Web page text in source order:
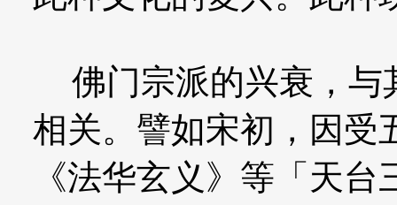
佛门宗派的兴衰，与
相关。譬如宋初，因受
《法华玄义》等「天